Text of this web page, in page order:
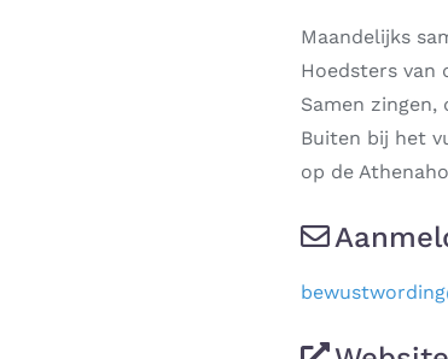
Maandelijks
Hoedsters van
Samen
Buiten bij het
op de
bewustwording